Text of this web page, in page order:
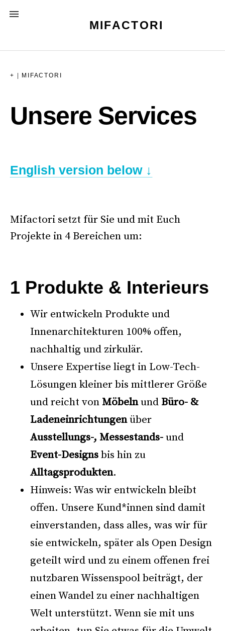
MENU
MIFACTORI
+ MIFACTORI
Unsere Services
English version below ↓
Mifactori setzt für Sie und mit Euch
Projekte in 4 Bereichen um:
1 Produkte & Interieurs
Wir entwickeln Produkte und
Innenarchitekturen 100% offen,
nachhaltig und zirkulär.
Unsere Expertise liegt in Low-Tech-
Lösungen kleiner bis mittlerer Größe
und reicht von Möbelnund Büro- &
Ladeneinrichtungenüber
Ausstellungs-, Messestands-und
Event-Designsbis hin zu
Alltagsprodukten.
Hinweis: Was wir entwickeln bleibt
offen. Unsere Kund*innen sind damit
einverstanden, dass alles, was wir für
sie entwickeln, später als Open Design
geteilt wird und zu einem offenen frei
nutzbaren Wissenspool beiträgt, der
einen Wandel zu einer nachhaltigen
Welt unterstützt. Wenn sie mit uns